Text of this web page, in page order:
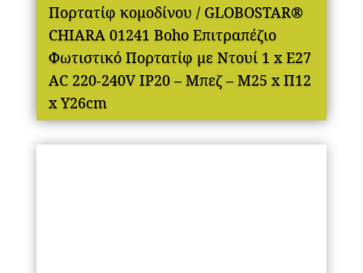
Πορτατίφ κομοδίνου / GLOBOSTAR®
CHIARA 01241 Boho Επιτραπέζιο
Φωτιστικό Πορτατίφ με Ντουί 1 x E27
AC 220-240V IP20 – Μπεζ – Μ25 x Π12
x Υ26cm